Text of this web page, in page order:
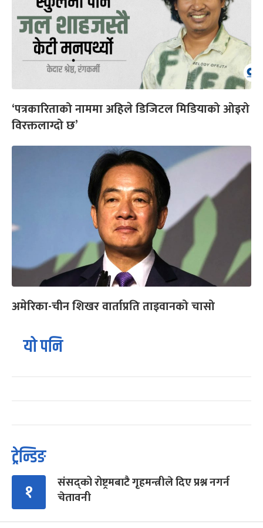
‘पत्रकारिताको नाममा अहिले डिजिटल मिडियाको ओइरो
विरक्तलाग्दो छ’
अमेरिका-चीन शिखर वार्ताप्रति ताइवानको चासो
यो पनि
ट्रेन्डिङ
१
संसद्को रोष्ट्रमबाटै गृहमन्त्रीले दिए प्रश्न नगर्न
चेतावनी